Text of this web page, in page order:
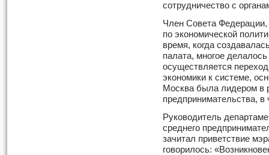
сотрудничество с
Член Совета Федерации,
по экономической
время, когда
палата, многое
осуществляется
экономики к системе,
Москва была лидером в
предпринимательства,
Руководитель
среднего
зачитал приветствие
говорилось: